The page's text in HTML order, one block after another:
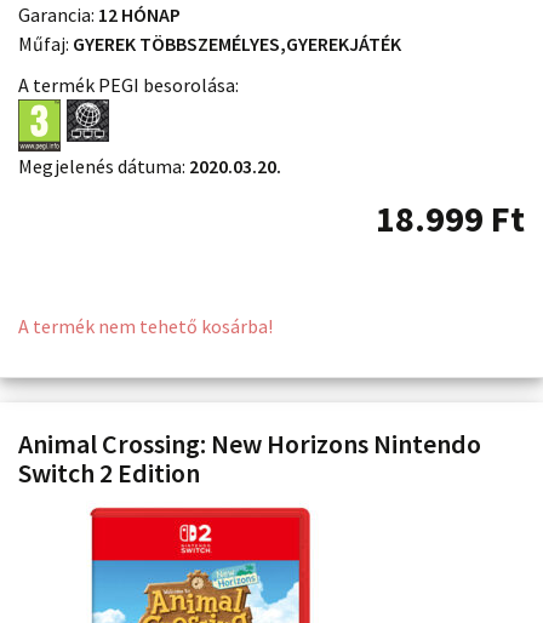
Garancia: 12 HÓNAP
Műfaj: GYEREK TÖBBSZEMÉLYES,GYEREKJÁTÉK
A termék PEGI besorolása:
Megjelenés dátuma: 2020.03.20.
18.999 Ft
A termék nem tehető kosárba!
Animal Crossing: New Horizons Nintendo
Switch 2 Edition